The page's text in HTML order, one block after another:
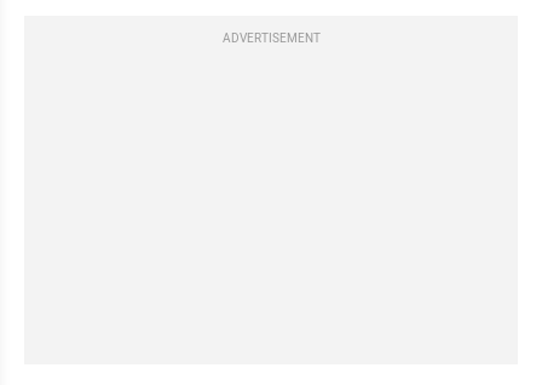
ADVERTISEMENT